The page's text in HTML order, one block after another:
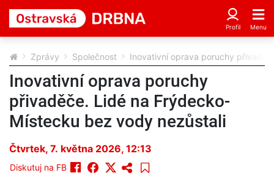
Zprávy Společnost Inovativní oprava poruchy
Inovativní oprava poruchy
přivaděče. Lidé na Frýdecko-
Místecku bez vody nezůstali
Čtvrtek, 7. května 2026, 12:13
Diskutuj na FB